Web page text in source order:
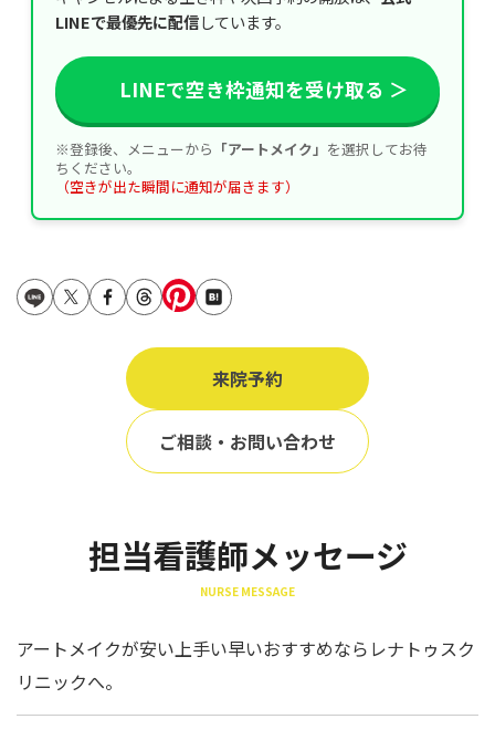
70代
80代
90代
Region
地域から探す
大阪
名古屋
福岡
LINEで最優先に配信しています。
LINEで空き枠通知を受け取る ＞
※登録後、メニューから 「アートメイク」 を選択してお待
ちください。
（空きが出た瞬間に通知が届きます）
来院予約
ご相談・お問い合わせ
担当看護師メッセージ
NURSE MESSAGE
アートメイクが安い上手い早いおすすめならレナトゥスク
リニックへ。